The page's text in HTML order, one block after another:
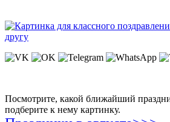
Посмотрите, какой ближайший
подберите к нему картинку.